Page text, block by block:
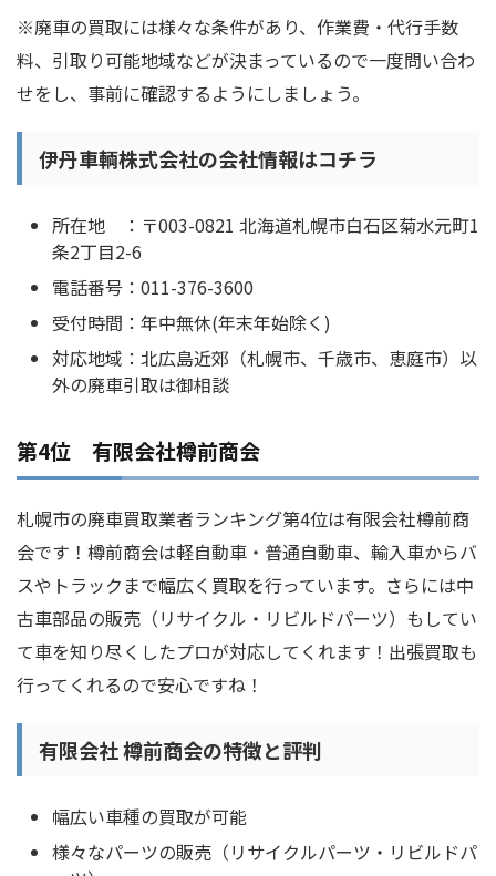
※廃車の買取には様々な条件があり、作業費・代行手数
料、引取り可能地域などが決まっているので一度問い合わ
せをし、事前に確認するようにしましょう。
伊丹車輌株式会社の会社情報はコチラ
所在地 ：〒003-0821 北海道札幌市白石区菊水元町1
条2丁目2-6
電話番号：011-376-3600
受付時間：年中無休(年末年始除く)
対応地域：北広島近郊（札幌市、千歳市、恵庭市）以
外の廃車引取は御相談
第4位 有限会社樽前商会
札幌市の廃車買取業者ランキング第4位は有限会社樽前商
会です！樽前商会は軽自動車・普通自動車、輸入車からバ
スやトラックまで幅広く買取を行っています。さらには中
古車部品の販売（リサイクル・リビルドパーツ）もしてい
て車を知り尽くしたプロが対応してくれます！出張買取も
行ってくれるので安心ですね！
有限会社 樽前商会の特徴と評判
幅広い車種の買取が可能
様々なパーツの販売（リサイクルパーツ・リビルドパ